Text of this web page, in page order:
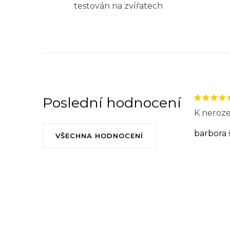
testován na zvířatech
Poslední hodnocení
VŠECHNA HODNOCENÍ
K
barbora